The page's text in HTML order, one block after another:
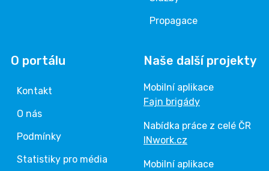
Propagace
O portálu
Kontakt
O nás
Podmínky
Statistiky pro média
Naše další projekty
Mobilní aplikace
Fajn brigády
Nabídka práce z celé ČR
INwork.cz
Mobilní aplikace